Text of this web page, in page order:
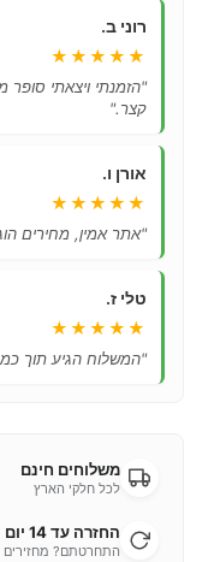
רוני ב.
★★★★★
"הזמנתי ויצאתי סופר
קצר."
אורן ו.
★★★★★
"אתר אמין, מחירים
טלי ז.
★★★★★
"המשלוח הגיע תוך
משלוחים חינם
לכל חלקי הארץ
החזרה עד 14 יום
התחרטתם? מחזירים